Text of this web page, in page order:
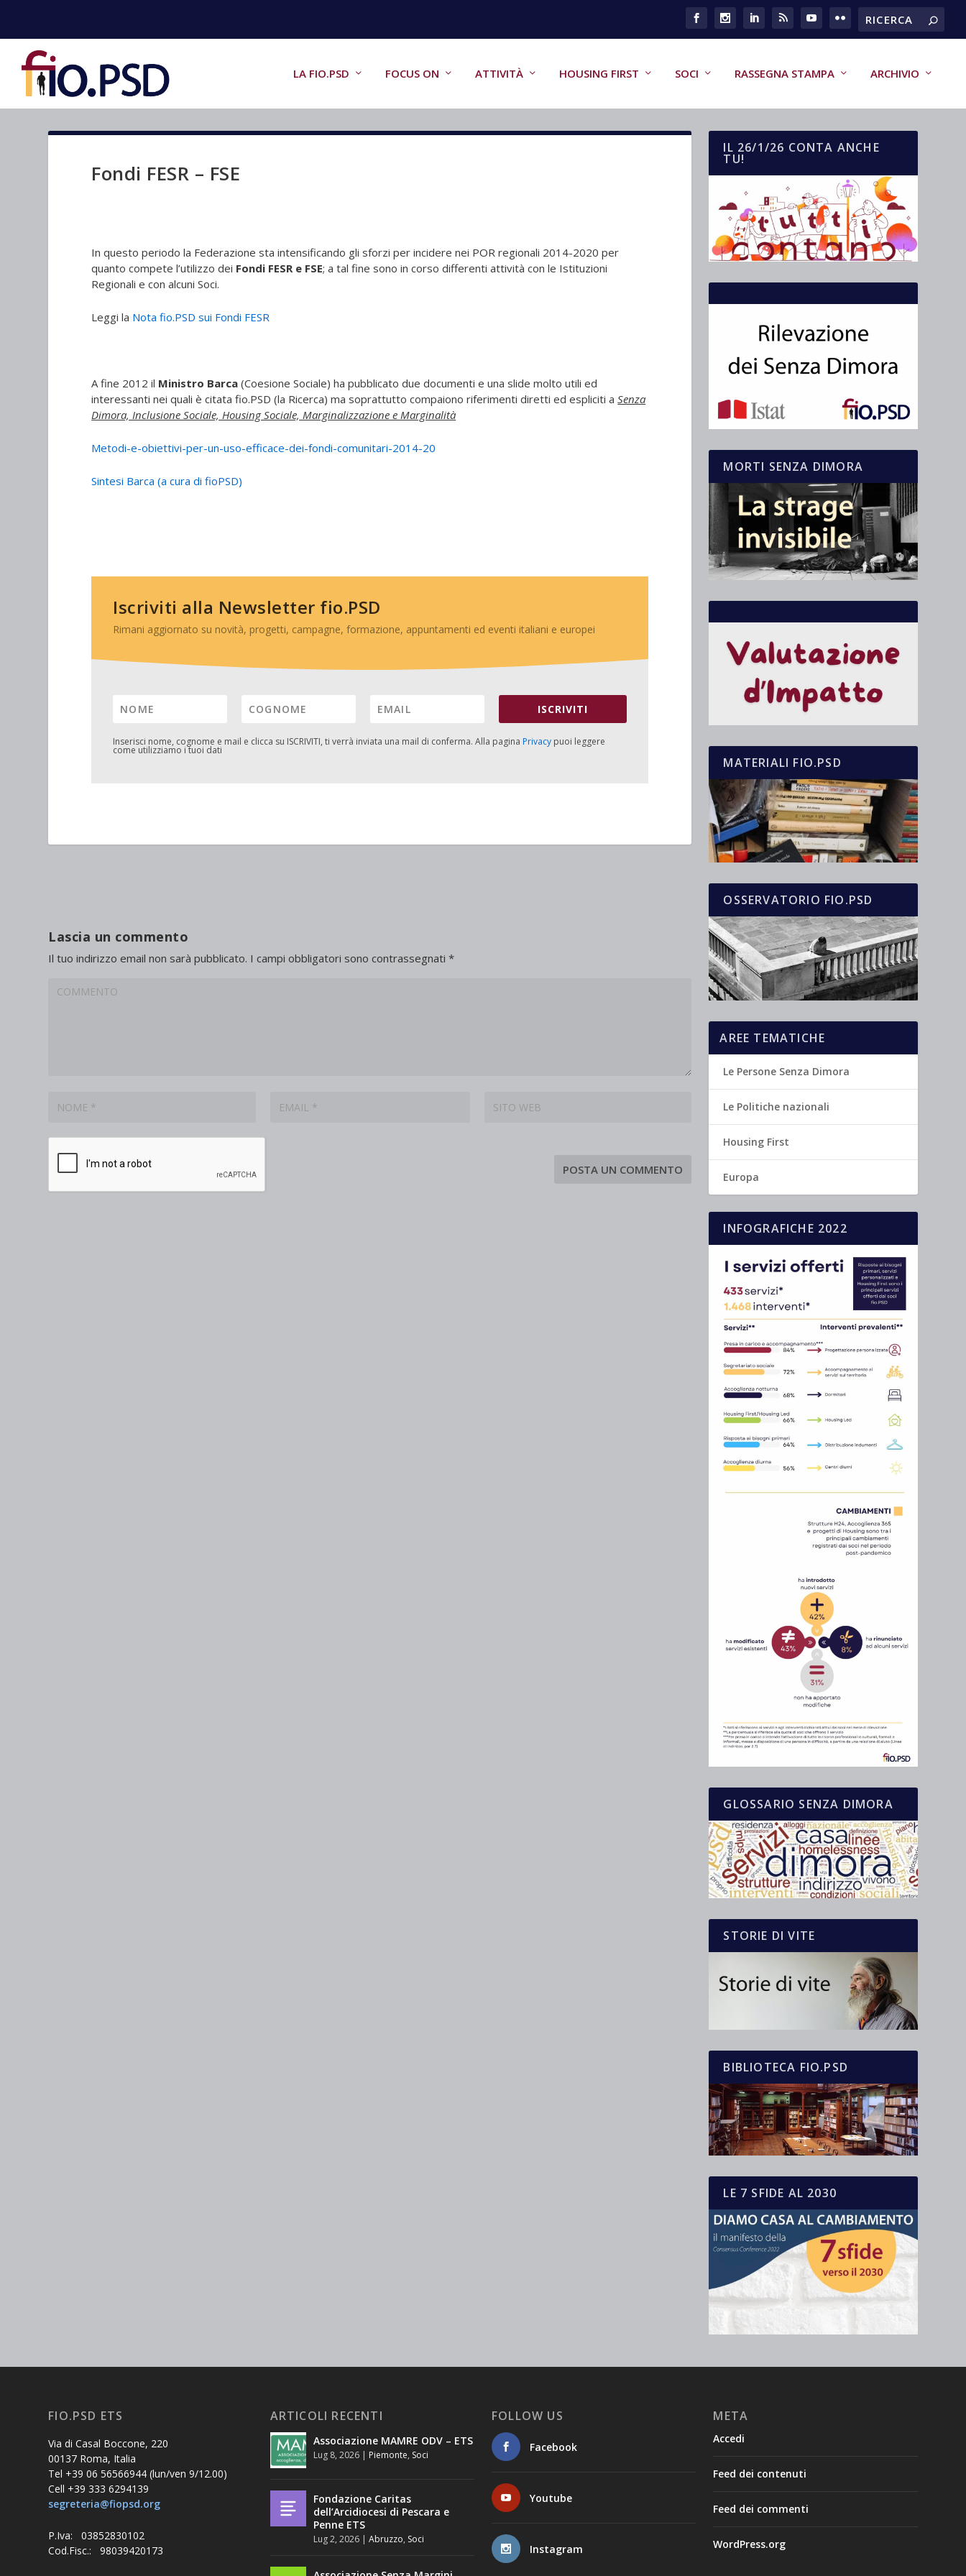
LA FIO.PSD FOCUS ON ATTIVITÀ HOUSING FIRST SOCI RASSEGNA STAMPA ARCHIVIO
Fondi FESR – FSE
In questo periodo la Federazione sta intensificando gli sforzi per incidere nei POR regionali 2014-2020 per
quanto compete l’utilizzo dei Fondi FESR e FSE; a tal fine sono in corso differenti attività con le Istituzioni
Regionali e con alcuni Soci.
Leggi la Nota fio.PSD sui Fondi FESR
A fine 2012 il Ministro Barca (Coesione Sociale) ha pubblicato due documenti e una slide molto utili ed
interessanti nei quali è citata fio.PSD (la Ricerca) ma soprattutto compaiono riferimenti diretti ed espliciti aSenza
Dimora, Inclusione Sociale, Housing Sociale, Marginalizzazione e Marginalità
Metodi-e-obiettivi-per-un-uso-efficace-dei-fondi-comunitari-2014-20
Sintesi Barca (a cura di fioPSD)
Iscriviti alla Newsletter fio.PSD
Rimani aggiornato su novità, progetti, campagne, formazione, appuntamenti ed eventi italiani e europei
ISCRIVITI
Inserisci nome, cognome e mail e clicca su ISCRIVITI, ti verrà inviata una mail di conferma. Alla pagina Privacy puoi leggere
come utilizziamo i tuoi dati
Lascia un commento
Il tuo indirizzo email non sarà pubblicato. I campi obbligatori sono contrassegnati*
IL 26/1/26 CONTA ANCHE
TU!
MORTI SENZA DIMORA
MATERIALI FIO.PSD
OSSERVATORIO FIO.PSD
AREE TEMATICHE
Le Persone Senza Dimora
Le Politiche nazionali
Housing First
Europa
INFOGRAFICHE 2022
GLOSSARIO SENZA DIMORA
STORIE DI VITE
BIBLIOTECA FIO.PSD
LE 7 SFIDE AL 2030
FIO.PSD ETS
Via di Casal Boccone, 220
00137 Roma, Italia
Tel +39 06 56566944 (lun/ven 9/12.00)
Cell +39 333 6294139
segreteria@fiopsd.org
P.Iva: 03852830102
Cod.Fisc.: 98039420173
ARTICOLI RECENTI
Associazione MAMRE ODV – ETS
Lug 8, 2026| Piemonte, Soci
Fondazione Caritas
dell’Arcidiocesi di Pescara e
Penne ETS
Lug 2, 2026| Abruzzo, Soci
FOLLOW US
Facebook
Youtube
Instagram
META
Accedi
Feed dei contenuti
Feed dei commenti
WordPress.org